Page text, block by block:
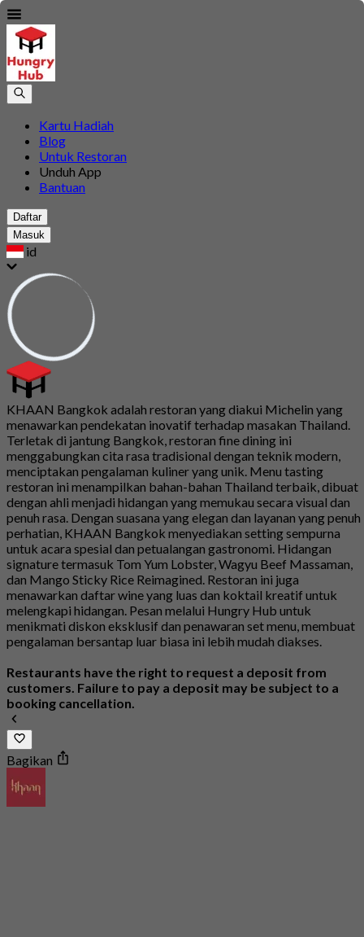
Kartu Hadiah
Blog
Untuk Restoran
Unduh App
Bantuan
Daftar
Masuk
id
KHAAN Bangkok adalah restoran yang diakui Michelin yang
menawarkan pendekatan inovatif terhadap masakan Thailand.
Terletak di jantung Bangkok, restoran fine dining ini
menggabungkan cita rasa tradisional dengan teknik modern,
menciptakan pengalaman kuliner yang unik. Menu tasting
restoran ini menampilkan bahan-bahan Thailand terbaik, dibuat
dengan ahli menjadi hidangan yang memukau secara visual dan
penuh rasa. Dengan suasana yang elegan dan layanan yang penuh
perhatian, KHAAN Bangkok menyediakan setting sempurna
untuk acara spesial dan petualangan gastronomi. Hidangan
signature termasuk Tom Yum Lobster, Wagyu Beef Massaman,
dan Mango Sticky Rice Reimagined. Restoran ini juga
menawarkan daftar wine yang luas dan koktail kreatif untuk
melengkapi hidangan. Pesan melalui Hungry Hub untuk
menikmati diskon eksklusif dan penawaran set menu, membuat
pengalaman bersantap luar biasa ini lebih mudah diakses.
Restaurants have the right to request a deposit from
customers. Failure to pay a deposit may be subject to a
booking cancellation.
Bagikan